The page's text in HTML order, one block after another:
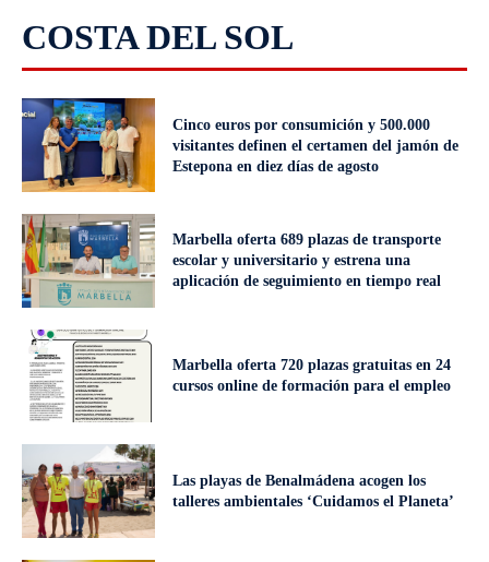
COSTA DEL SOL
Cinco euros por consumición y 500.000
visitantes definen el certamen del jamón de
Estepona en diez días de agosto
Marbella oferta 689 plazas de transporte
escolar y universitario y estrena una
aplicación de seguimiento en tiempo real
Marbella oferta 720 plazas gratuitas en 24
cursos online de formación para el empleo
Las playas de Benalmádena acogen los
talleres ambientales ‘Cuidamos el Planeta’